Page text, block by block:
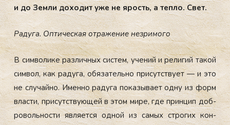
и до Зем­ли до­хо­дит уже не ярость, а теп­ло. Свет.
Ра­ду­га. Оп­ти­чес­кая от­ра­же­ние нез­ри­мо­го
В сим­во­ли­ке раз­лич­ных сис­тем, уче­ний и ре­ли­гий та­кой
сим­вол, как ра­ду­га, обя­за­тель­но при­сутс­тву­ет — и это
не слу­чай­но. Имен­но ра­ду­га по­ка­зы­ва­ет од­ну из форм
влас­ти, при­сутс­тву­ющей в этом ми­ре, где прин­цип доб­
ро­воль­нос­ти яв­ля­ет­ся од­ной из са­мых стро­гих кон­